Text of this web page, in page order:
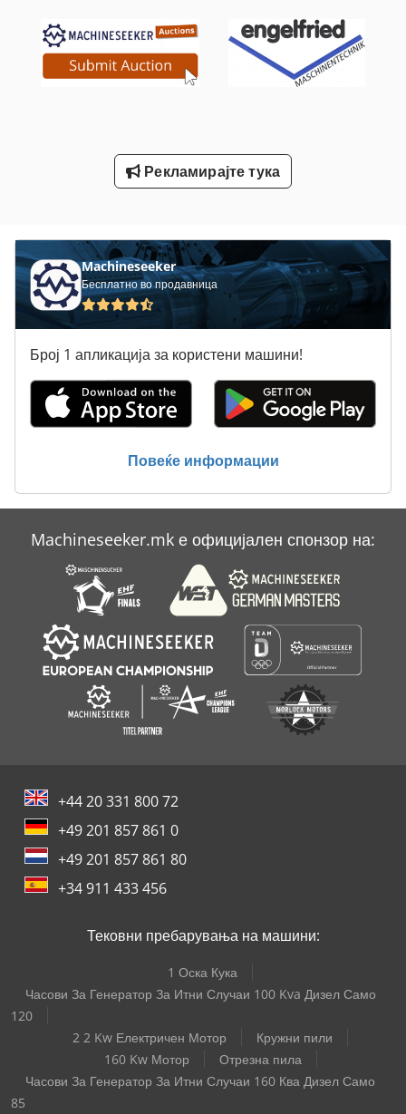
Преклопување На Машински Додатоци
Резервоар За Пиво 500 Литри
Рекламирајте тука
Machineseeker
Бесплатно во продавница
Број 1 апликација за користени машини!
Повеќе информации
Machineseeker.mk е официјален спонзор на:
+44 20 331 800 72
+49 201 857 861 0
+49 201 857 861 80
+34 911 433 456
Тековни пребарувања на машини:
1 Оска Кука
Часови За Генератор За Итни Случаи 100 Kva Дизел Само
120
2 2 Kw Електричен Мотор
Кружни пили
160 Kw Мотор
Отрезна пила
Часови За Генератор За Итни Случаи 160 Ква Дизел Само
85